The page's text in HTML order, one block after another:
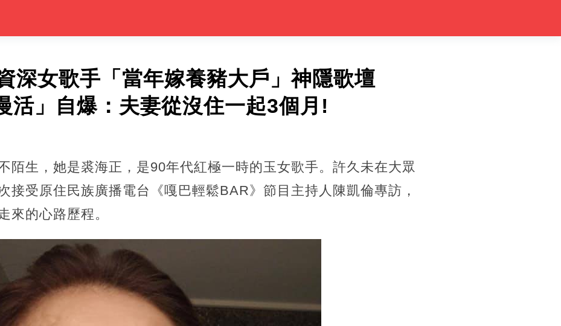
深女歌手「當年嫁養豬大戶」神隱歌壇
活」自爆：夫妻從沒住一起3個月!
陌生，她是裘海正，是90年代紅極一時的玉女歌手。許久未在大眾
接受原住民族廣播電台《嘎巴輕鬆BAR》節目主持人陳凱倫專訪，
來的心路歷程。